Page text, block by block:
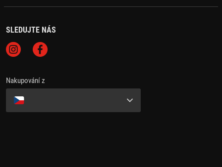
SLEDUJTE NÁS
Nakupování z